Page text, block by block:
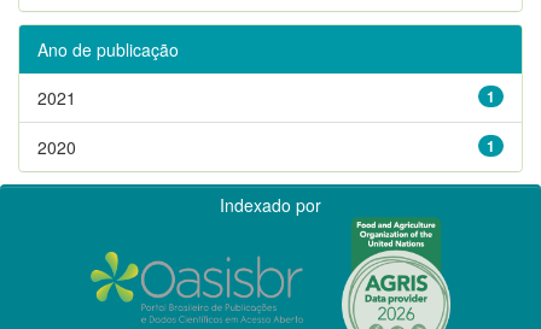
Ano de publicação
1
2021
1
2020
Indexado por